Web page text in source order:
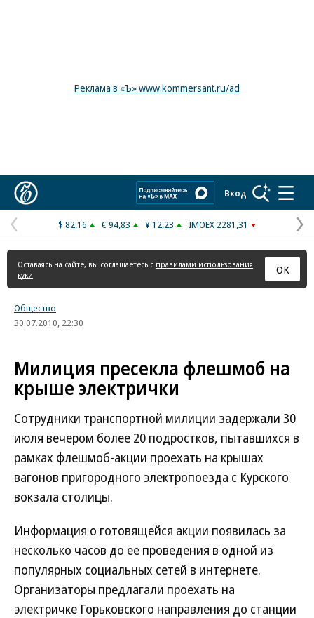
Реклама в «Ъ» www.kommersant.ru/ad
Вход
Предыдущая
страница
$ 82,16 € 94,83 ¥ 12,23 IMOEX 2281,31
Оставаясь на сайте, вы соглашаетесь с правилами использования
куки
ОК
Общество
30.07.2010, 22:30
Милиция пресекла флешмоб на
крыше электрички
Сотрудники транспортной милиции задержали 30
июля вечером более 20 подростков, пытавшихся в
рамках флешмоб-акции проехать на крышах
вагонов пригородного электропоезда с Курского
вокзала столицы.
Информация о готовящейся акции появилась за
несколько часов до ее проведения в одной из
популярных социальных сетей в интернете.
Организаторы предлагали проехать на
электричке Горьковского направления до станции